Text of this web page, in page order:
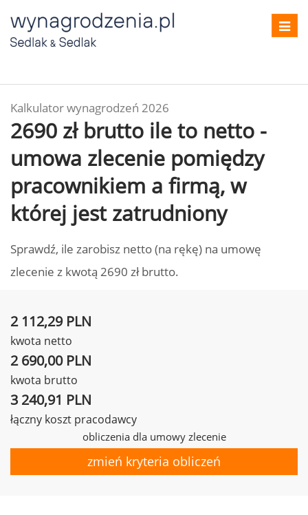
Kalkulator wynagrodzeń 2026
2690 zł brutto ile to netto -
umowa zlecenie pomiędzy
pracownikiem a firmą, w
której jest zatrudniony
Sprawdź, ile zarobisz netto (na rękę) na umowę
zlecenie z kwotą 2690 zł brutto.
2 112,29 PLN
kwota netto
2 690,00 PLN
kwota brutto
3 240,91 PLN
łączny koszt pracodawcy
obliczenia dla umowy zlecenie
zmień kryteria obliczeń